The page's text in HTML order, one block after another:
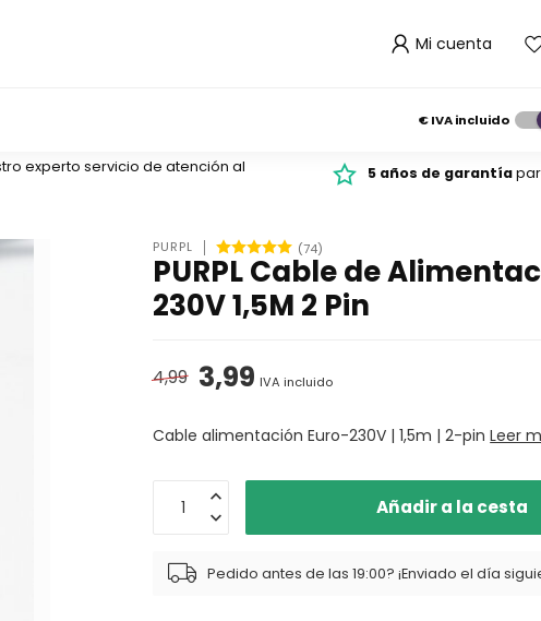
Mi cuenta
€IVA incluido
experto servicio de atención al 5 años de garantía
PURPL (74)
PURPL Cable de
230V 1,5M 2 Pin
4,99 3,99 IVA incluido
Cable alimentación Euro-230V | 1,5m | 2-pinLeer
Añadir a la cesta
Pedido antes de las 19:00? ¡Enviado el día